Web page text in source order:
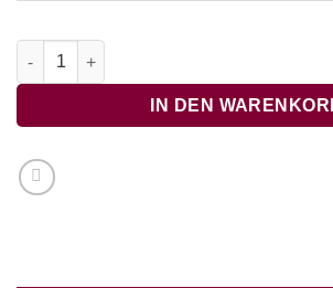
Cavatine, Mozart Menge
IN DEN